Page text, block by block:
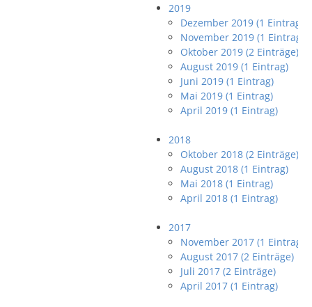
2019
Dezember 2019 (1 Eintrag)
November 2019 (1 Eintrag)
Oktober 2019 (2 Einträge)
August 2019 (1 Eintrag)
Juni 2019 (1 Eintrag)
Mai 2019 (1 Eintrag)
April 2019 (1 Eintrag)
2018
Oktober 2018 (2 Einträge)
August 2018 (1 Eintrag)
Mai 2018 (1 Eintrag)
April 2018 (1 Eintrag)
2017
November 2017 (1 Eintrag)
August 2017 (2 Einträge)
Juli 2017 (2 Einträge)
April 2017 (1 Eintrag)